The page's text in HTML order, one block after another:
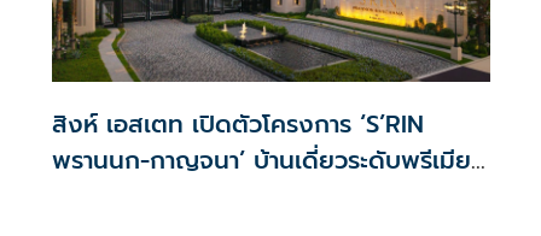
สิงห์ เอสเตท เปิดตัวโครงการ ‘S’RIN
พรานนก-กาญจนา’ บ้านเดี่ยวระดับพรีเมียม